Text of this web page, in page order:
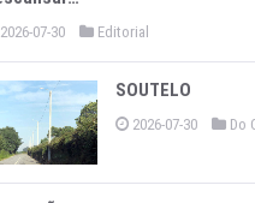
07-30 Editorial
SOUTELO
2026-07-30 Do